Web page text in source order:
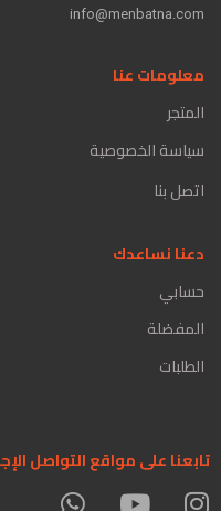
info@menbatna.com
معلومات عنا
المتجر
سياسة الخصوصية
اتصل بنا
دعنا نساعدك
حسابي
المفضلة
الطلبات
تابعنا على مواقع التواصل